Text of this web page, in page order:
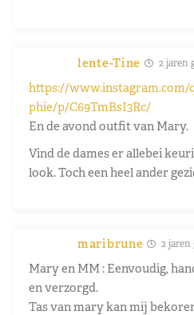
lente-Tine 2 jaren
https://www.instagram.com/
phie/p/C69TmBsI3Rc/
En de avond outfit van Mary.
Vind de dames er allebei
look. Toch een heel ander
maribrune 2 jaren
Mary en MM : Eenvoudig,
en verzorgd.
Tas van mary kan mij